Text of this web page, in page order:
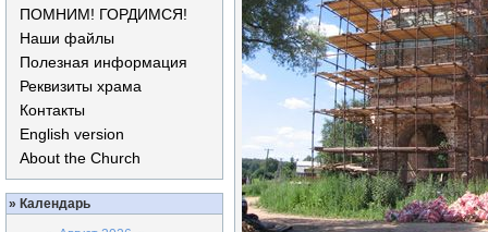
ПОМНИМ! ГОРДИМСЯ!
Наши файлы
Полезная информация
Реквизиты храма
Контакты
English version
About the Church
» Календарь